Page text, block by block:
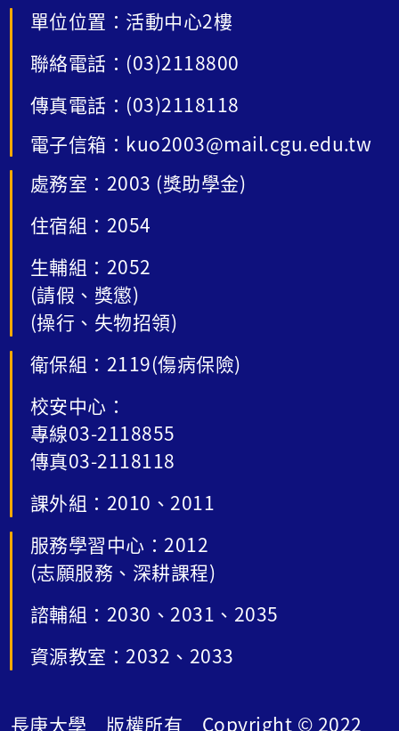
單位位置：活動中心2樓
聯絡電話：(03)2118800
傳真電話：(03)2118118
電子信箱：kuo2003@mail.cgu.edu.tw
處務室：2003 (獎助學金)
住宿組：2054
生輔組：2052
(請假、獎懲)
(操行、失物招領)
衛保組：2119(傷病保險)
校安中心：
專線03-2118855
傳真03-2118118
課外組：2010、2011
服務學習中心：2012
(志願服務、深耕課程)
諮輔組：2030、2031、2035
資源教室：2032、2033
長庚大學 版權所有 Copyright © 2022